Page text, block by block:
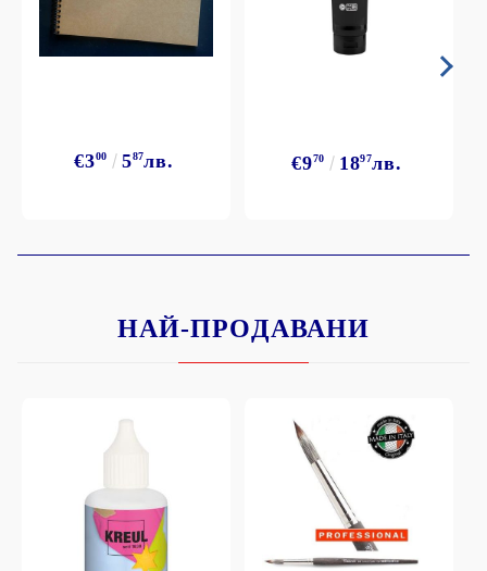
€300 587лв. €970 1897лв.
НАЙ-ПРОДАВАНИ